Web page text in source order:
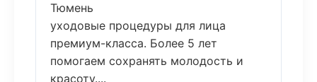
Тюмень
уходовые процедуры для лица
премиум-класса. Более 5 лет
помогаем сохранять молодость и
красоту....